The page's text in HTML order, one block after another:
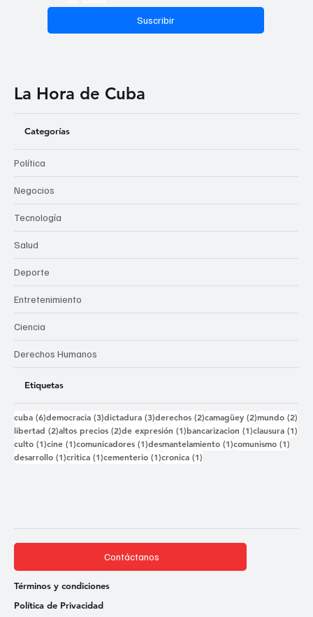
Suscribir
La Hora de Cuba
Categorías
Política
Negocios
Tecnología
Salud
Deporte
Entretenimiento
Ciencia
Derechos Humanos
Etiquetas
cuba (6)6 entradas
democracia (3)3 entradas
dictadura (3)3 entradas
derechos (2)2 entradas
camagüey (2)2 entradas
mundo (2)
libertad (2)2 entradas
altos precios (2)2 entradas
de expresión (1)1 entrada
bancarizacion (1)1 entrada
clausura (1)
culto (1)1 entrada
cine (1)1 entrada
comunicadores (1)1 entrada
desmantelamiento (1)1 entrada
comunismo (1)
desarrollo (1)1 entrada
critica (1)1 entrada
cementerio (1)1 entrada
cronica (1)
Contáctanos
Términos y condiciones
Política de Privacidad